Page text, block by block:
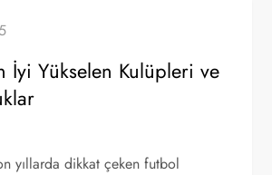
İyi Yükselen Kulüpleri ve
yıllarda dikkat çeken futbol